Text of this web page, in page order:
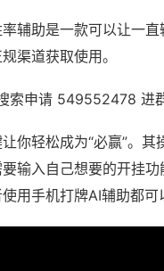
辅助是一款可以让一
渠道获取使用。
索申请 549552478 进
你轻松成为“必赢”。
输入自己想要的开挂
用手机打牌AI辅助都可